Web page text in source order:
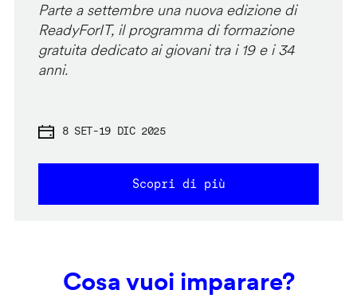
Parte a settembre una nuova edizione di
ReadyForIT, il programma di formazione
gratuita dedicato ai giovani tra i 19 e i 34
anni.
8 SET-19 DIC 2025
Scopri di più
Cosa vuoi imparare?